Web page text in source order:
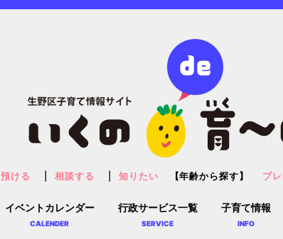
イベントカレンダー
CALENDER
行政サービス一覧
SERVICE
子育て情報
INFO
預ける 相談する 知りたい 【年齢から探す】 プ